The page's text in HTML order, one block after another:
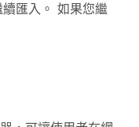
匯入。 如果您繼